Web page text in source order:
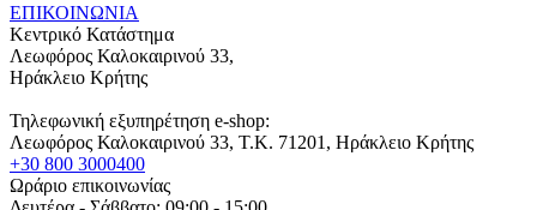
ΕΠΙΚΟΙΝΩΝΙΑ
Κεντρικό Κατάστημα
Λεωφόρος Καλοκαιρινού 33,
Ηράκλειο Κρήτης
Τηλεφωνική εξυπηρέτηση e-shop:
Λεωφόρος Καλοκαιρινού 33, T.K. 71201 , Ηράκλειο Κρήτης
+30 800 3000400
Ωράριο επικοινωνίας